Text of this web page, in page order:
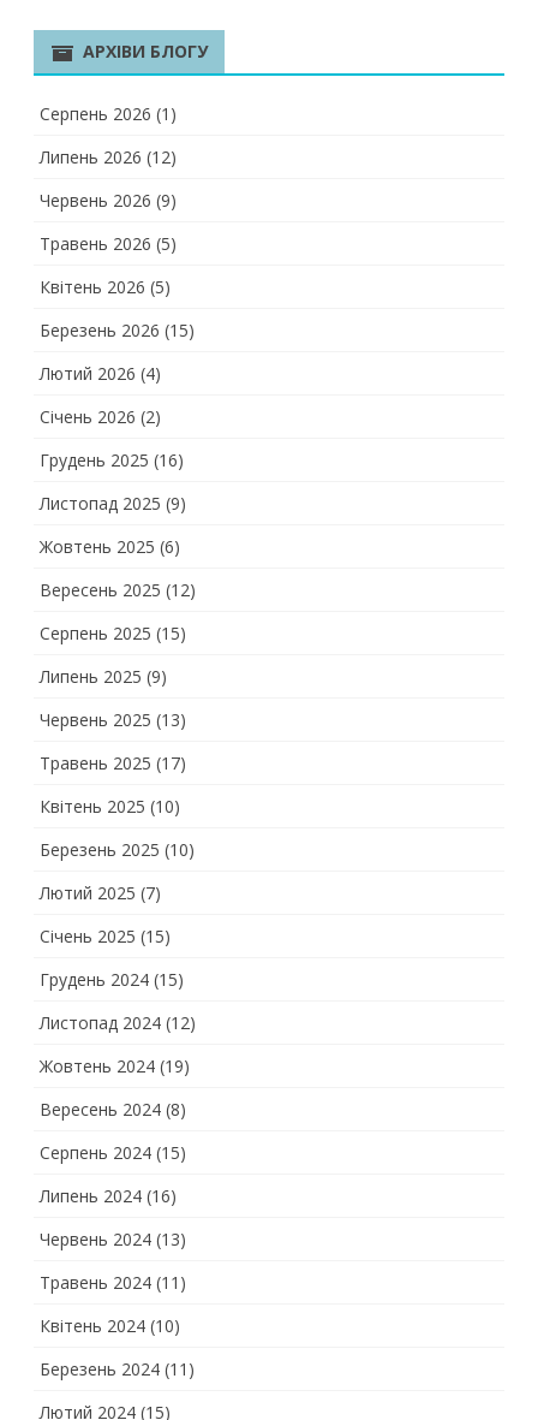
АРХІВИ БЛОГУ
Серпень 2026 (1)
Липень 2026 (12)
Червень 2026 (9)
Травень 2026 (5)
Квітень 2026 (5)
Березень 2026 (15)
Лютий 2026 (4)
Січень 2026 (2)
Грудень 2025 (16)
Листопад 2025 (9)
Жовтень 2025 (6)
Вересень 2025 (12)
Серпень 2025 (15)
Липень 2025 (9)
Червень 2025 (13)
Травень 2025 (17)
Квітень 2025 (10)
Березень 2025 (10)
Лютий 2025 (7)
Січень 2025 (15)
Грудень 2024 (15)
Листопад 2024 (12)
Жовтень 2024 (19)
Вересень 2024 (8)
Серпень 2024 (15)
Липень 2024 (16)
Червень 2024 (13)
Травень 2024 (11)
Квітень 2024 (10)
Березень 2024 (11)
Лютий 2024 (15)